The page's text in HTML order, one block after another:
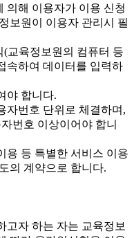
의해 이용자가 이용 신청
보원이 이용자 관리시 필
교육정보원의 컴퓨터 등
속하여 데이터를 입력하
야 합니다.
번호 단위로 체결하며,
번호 이상이어야 합니
등 특별한 서비스 이용
의 계약으로 합니다.
자 하는 자는 교육정보